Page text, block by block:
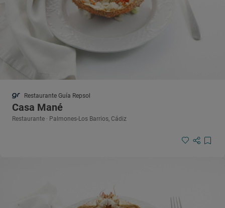
Restaurante Guía Repsol
Casa Mané
Restaurante · Palmones-Los Barrios, Cádiz